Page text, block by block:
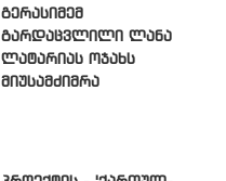
გერასიმემ
გარდაცვლილი ლანა
ლატარიას ოჯახს
მიუსამძიმრა